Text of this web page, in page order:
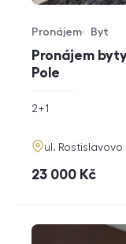
Pronájem
Pole
Typ nabídky
Pronájem
Typ nemovitosti
Byt
rozměry
dispozice
2+1
adresa
ul.
cena
23 000 Kč